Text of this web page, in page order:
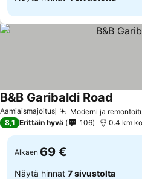
Aamiaismajoitus Moderni ja
B&B Garibaldi Road
8,1 Erittäin hyvä 106 0.4 km
Alkaen 69 €
Näytä hinnat 7 sivustolta